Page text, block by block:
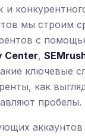
и
мы строим
с
Center,
ключевые
как
пробелы.